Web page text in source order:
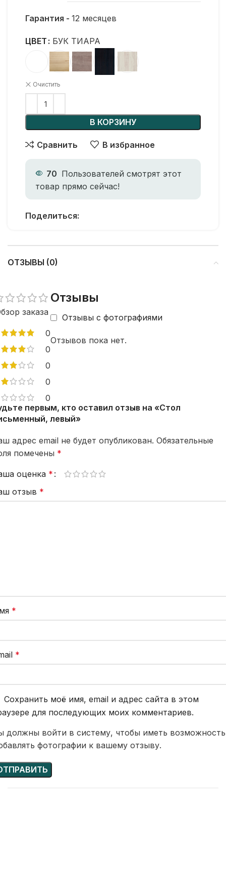
Гарантия - 12 месяцев
ЦВЕТ БУК ТИАРА
Очистить
В КОРЗИНУ
Сравнить В избранное
70 Пользователей смотрят этот
товар прямо сейчас!
Поделиться:
ОТЗЫВЫ (0)
заказа
0
0
0
0
0
Отзывы
Отзывы с фотографиями
Отзывов пока нет.
первым, кто оставил отзыв на «Стол
левый»
адрес email не будет опубликован. Обязательные
помечены *
оценка *
отзыв *
*
*
Сохранить моё имя, email и адрес сайта в этом
для последующих моих комментариев.
должны войти в систему, чтобы иметь возможность
фотографии к вашему отзыву.